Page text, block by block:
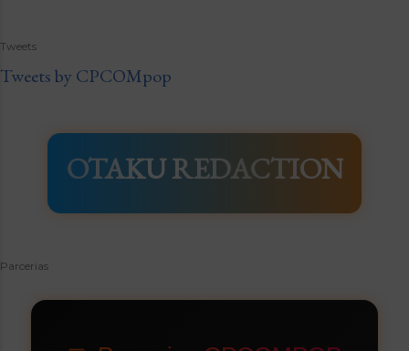
Tweets
Tweets by CPCOMpop
OTAKU REDACTION
Parcerias